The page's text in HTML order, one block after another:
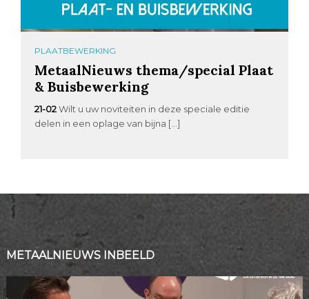
PLAATBEWERKING
MetaalNieuws thema/special Plaat
& Buisbewerking
21-02 Wilt u uw noviteiten in deze speciale editie
delen in een oplage van bijna […]
METAALNIEUWS INBEELD